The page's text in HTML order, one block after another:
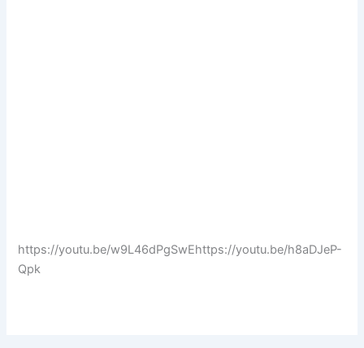
https://youtu.be/w9L46dPgSwEhttps://youtu.be/h8aDJeP-
Qpk